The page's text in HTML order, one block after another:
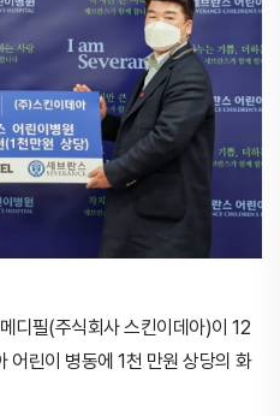
디필(주식회사 스킨이데아)이 12
어린이 병동에 1천 만원 상당의 화